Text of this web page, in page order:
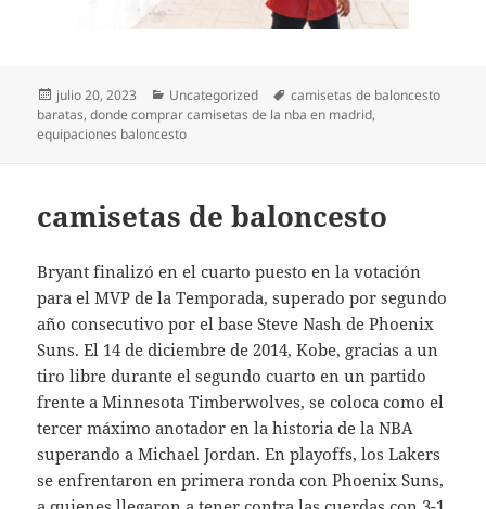
Publicado
el
julio 20, 2023 Categorías
Uncategorized Etiquetas
camisetas de baloncesto
baratas,donde comprar camisetas de la nba en madrid,
equipaciones baloncesto
camisetas de baloncesto
Bryant finalizó en el cuarto puesto en la votación
para el MVP de la Temporada, superado por segundo
año consecutivo por el base Steve Nash de Phoenix
Suns. El 14 de diciembre de 2014, Kobe, gracias a un
tiro libre durante el segundo cuarto en un partido
frente a Minnesota Timberwolves, se coloca como el
tercer máximo anotador en la historia de la NBA
superando a Michael Jordan. En playoffs, los Lakers
se enfrentaron en primera ronda con Phoenix Suns,